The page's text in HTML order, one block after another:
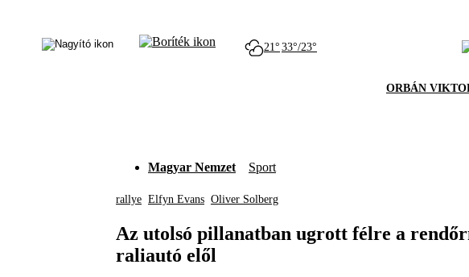
21° 33°/23°
ORBÁN
Magyar Nemzet Sport
rallye Elfyn Evans Oliver Solberg
Az utolsó pillanatban ugrott félre a
raliautó elől